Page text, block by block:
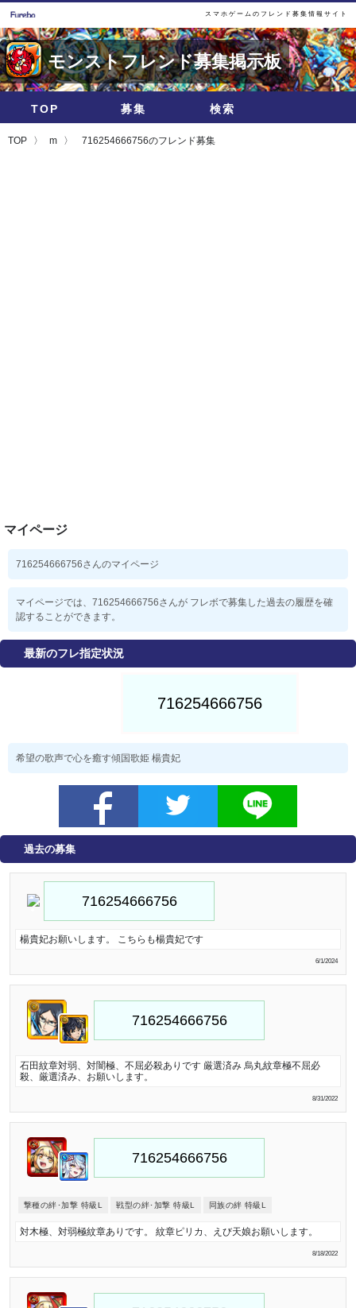
スマホゲームのフレンド募集情報サイト
モンストフレンド募集掲示板
TOP 募集 検索
TOP m 716254666756のフレンド募集
マイページ
716254666756さんのマイページ
マイページでは、716254666756さんが フレボで募集した過去の履歴を確
認することができます。
最新のフレ指定状況
希望の歌声で心を癒す傾国歌姫 楊貴妃
過去の募集
楊貴妃お願いします。 こちらも楊貴妃です
6/1/2024
石田紋章対弱、対闇極、不屈必殺ありです 厳選済み 烏丸紋章極不屈必
殺、厳選済み、お願いします。
8/31/2022
撃種の絆･加撃 特級L 戦型の絆･加撃 特級L 同族の絆 特級L
対木極、対弱極紋章ありです。 紋章ピリカ、えび天娘お願いします。
8/18/2022